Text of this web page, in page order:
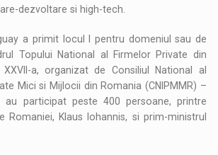
dezvoltare si high-tech.
a primit locul I pentru domeniul sau de
Topului National al Firmelor Private din
a, organizat de Consiliul National al
Mici si Mijlocii din Romania (CNIPMMR) –
au participat peste 400 persoane, printre
Romaniei, Klaus Iohannis, si prim-ministrul